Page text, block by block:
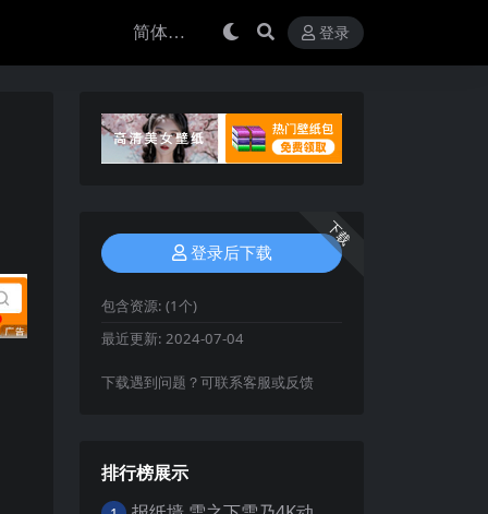
登录
下载
登录后下载
包含资源: (1个)
最近更新: 2024-07-04
下载遇到问题？可联系客服或反馈
排行榜展示